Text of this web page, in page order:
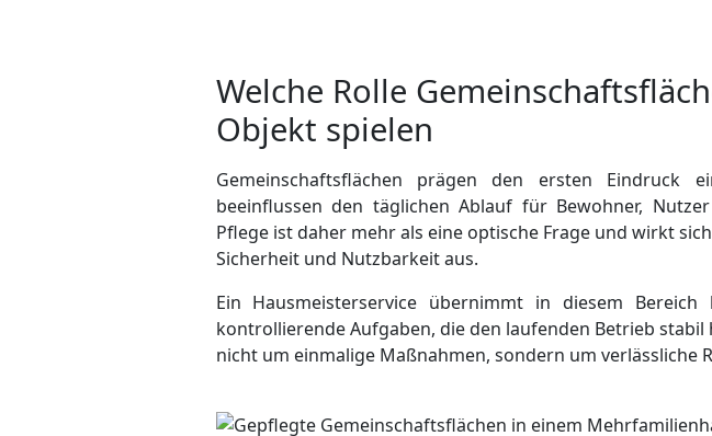
Welche Rolle
Objekt spielen
Gemeinschaftsflächen prägen den ersten Eindruck
beeinflussen den täglichen Ablauf für Bewohner,
Pflege ist daher mehr als eine optische Frage und wirkt
Sicherheit und Nutzbarkeit aus.
Ein Hausmeisterservice übernimmt in diesem Bereich
kontroll­ierende Aufgaben, die den laufenden Betrieb stabil
nicht um einmalige Maßnahmen, sondern um verlässliche